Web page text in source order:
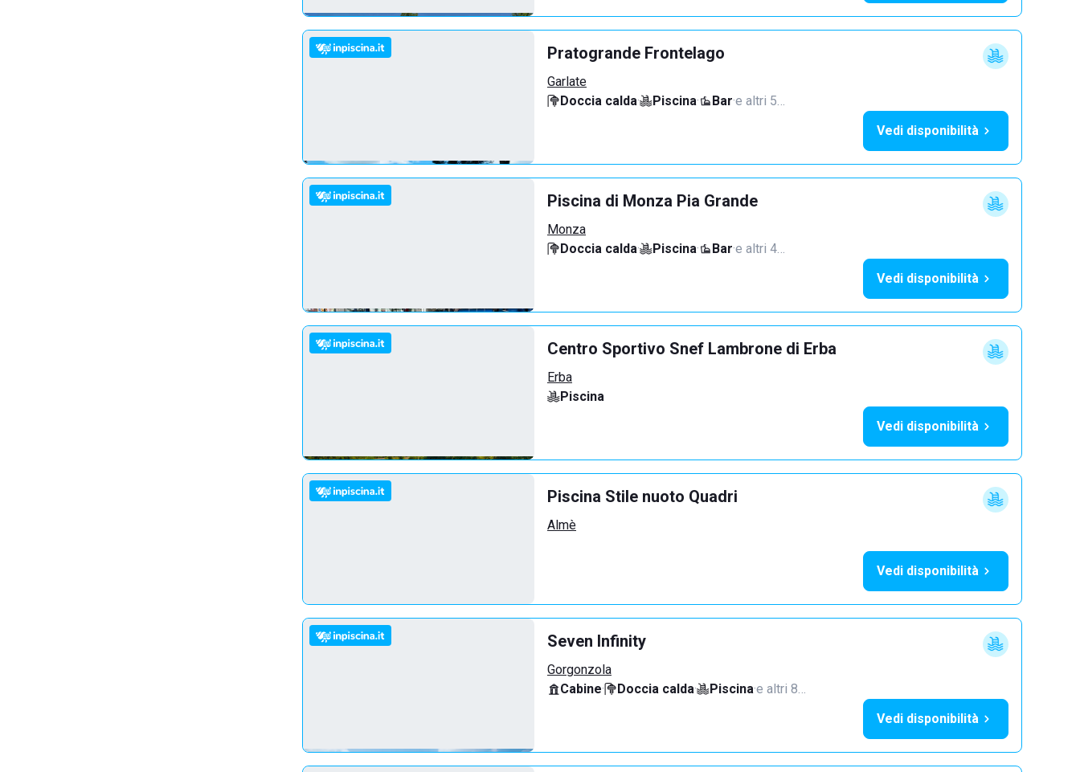
Pratogrande Frontelago
Garlate
Doccia calda· Piscina· Bar·e altri 5…
Vedi disponibilità
Piscina di Monza Pia Grande
Monza
Doccia calda· Piscina· Bar·e altri 4…
Vedi disponibilità
Centro Sportivo Snef Lambrone di Erba
Erba
Piscina
Vedi disponibilità
Piscina Stile nuoto Quadri
Almè
Vedi disponibilità
Seven Infinity
Gorgonzola
Cabine· Doccia calda· Piscina·e altri 8…
Vedi disponibilità